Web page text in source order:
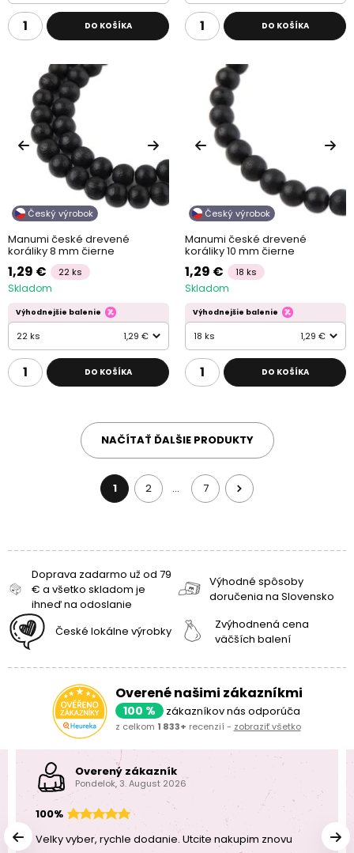
DO KOŠÍKA DO KOŠÍKA
Český výrobok
Manumi české drevené
koráliky 8 mm čierne
1,29 € 22 ks
Skladom
Výhodnejšie balenie
22 ks 1,29 €
DO KOŠÍKA
Český výrobok
Manumi české drevené
koráliky 10 mm čierne
1,29 € 18 ks
Skladom
Výhodnejšie balenie
18 ks 1,29 €
DO KOŠÍKA
NAČÍTAŤ ĎALŠIE PRODUKTY
1 2 … 7
Doprava zadarmo už od 79
€ a všetko skladom je
ihneď na odoslanie
Výhodné spôsoby
doručenia na Slovensko
České lokálne výrobky
Zvýhodnená cena
väčších balení
Overené našimi zákazníkmi
100 % zákazníkov nás odporúča
z celkom 1 833+ recenzií - zobraziť všetko
Overený zákazník
Pondelok, 3. August 2026
100%
Velky vyber, rychle dodanie. Utcite nakupim znovu